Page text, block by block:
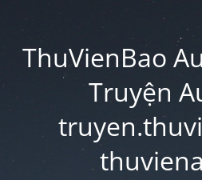
ThuVienBao
Truyện